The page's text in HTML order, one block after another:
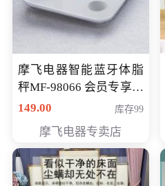
摩飞电器智能蓝牙体脂
秤MF-98066 会员专享价
98元
149.00 库存99
摩飞电器专卖店